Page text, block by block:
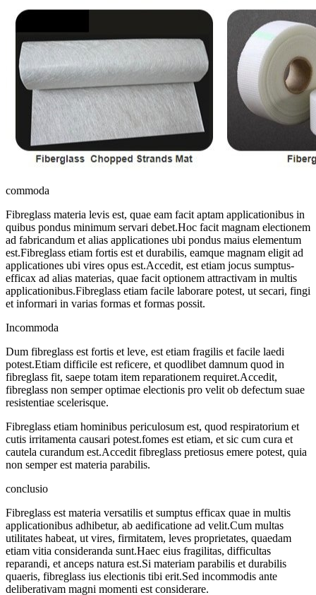
commoda
Fibreglass materia levis est, quae eam facit aptam applicationibus in
quibus pondus minimum servari debet.Hoc facit magnam electionem
ad fabricandum et alias applicationes ubi pondus maius elementum
est.Fibreglass etiam fortis est et durabilis, eamque magnam eligit ad
applicationes ubi vires opus est.Accedit, est etiam jocus sumptus-
efficax ad alias materias, quae facit optionem attractivam in multis
applicationibus.Fibreglass etiam facile laborare potest, ut secari, fingi
et informari in varias formas et formas possit.
Incommoda
Dum fibreglass est fortis et leve, est etiam fragilis et facile laedi
potest.Etiam difficile est reficere, et quodlibet damnum quod in
fibreglass fit, saepe totam item reparationem requiret.Accedit,
fibreglass non semper optimae electionis pro velit ob defectum suae
resistentiae scelerisque.
Fibreglass etiam hominibus periculosum est, quod respiratorium et
cutis irritamenta causari potest.fomes est etiam, et sic cum cura et
cautela curandum est.Accedit fibreglass pretiosus emere potest, quia
non semper est materia parabilis.
conclusio
Fibreglass est materia versatilis et sumptus efficax quae in multis
applicationibus adhibetur, ab aedificatione ad velit.Cum multas
utilitates habeat, ut vires, firmitatem, leves proprietates, quaedam
etiam vitia consideranda sunt.Haec eius fragilitas, difficultas
reparandi, et anceps natura est.Si materiam parabilis et durabilis
quaeris, fibreglass ius electionis tibi erit.Sed incommodis ante
deliberativam magni momenti est considerare.